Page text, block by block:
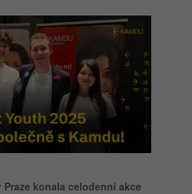
konala celodenní akce